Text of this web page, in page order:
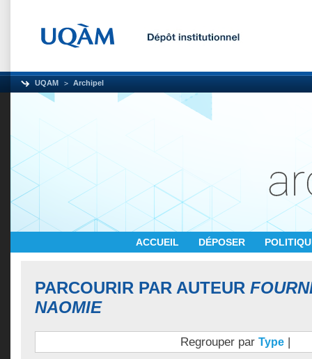
UQAM Archipel
ACCUEIL DÉPOSER
PARCOURIR PAR AUTEUR
NAOMIE
Regrouper par Type |